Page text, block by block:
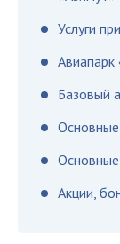
Услуги
Авиапарк
Базовый
Акции,